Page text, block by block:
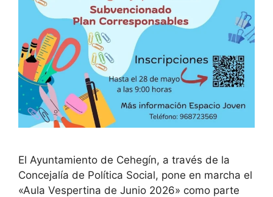
El Ayuntamiento de Cehegín, a través de la
Concejalía de Política Social, pone en marcha el
«Aula Vespertina de Junio 2026» como parte